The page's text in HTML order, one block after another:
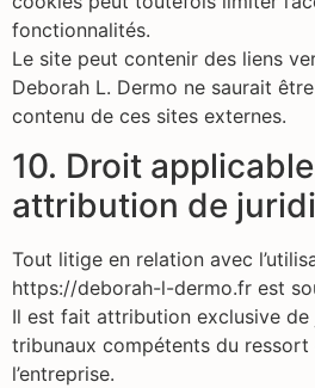
fonctionnalités.
Le site peut contenir des liens
Deborah L. Dermo ne saurait
contenu de ces sites externes.
10. Droit
attribution de
Tout litige en relation avec
https://deborah-l-dermo.fr est
Il est fait attribution exclusive
tribunaux compétents du ressort
l’entreprise.